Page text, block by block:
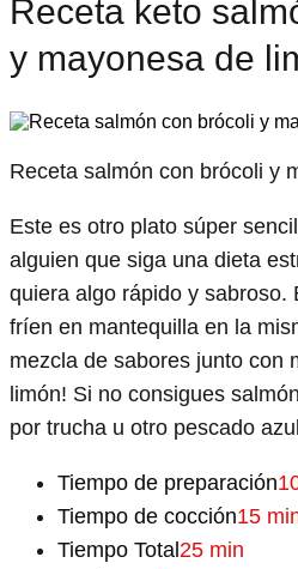
Receta keto
y mayonesa de
Receta salmón con brócoli y
Este es otro plato súper
alguien que siga una dieta
quiera algo rápido y sabroso.
fríen en mantequilla en la
mezcla de sabores junto con
limón! Si no consigues
por trucha u otro pescado
Tiempo de preparación
Tiempo de cocción15
Tiempo Total25 min